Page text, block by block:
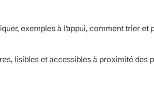
exemples à l’appui, comment trier et
lisibles et accessibles à proximité des